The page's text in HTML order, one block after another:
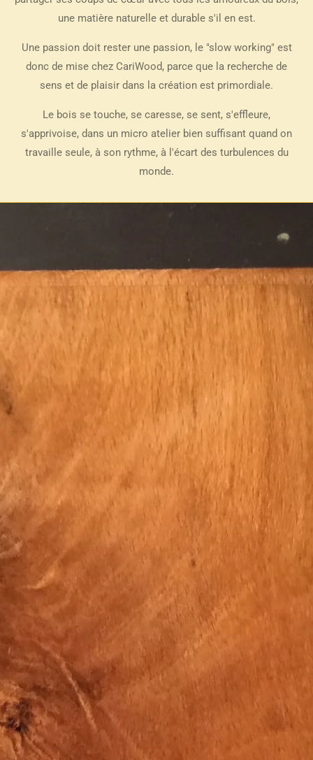
une matière naturelle et durable s'il en est.
Une passion doit rester une passion, le "slow working" est
donc de mise chez CariWood, parce que l a recherche de
sens et de plaisir dans la création est primordiale.
Le bois se touche, se caresse, se sent, s'effleure,
s'apprivoise, dans un micro atelier bien suffisant quand on
travaille seule, à son rythme, à l'écart des turbulences du
monde.